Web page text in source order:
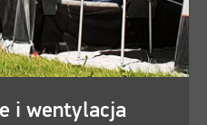
i wentylacja